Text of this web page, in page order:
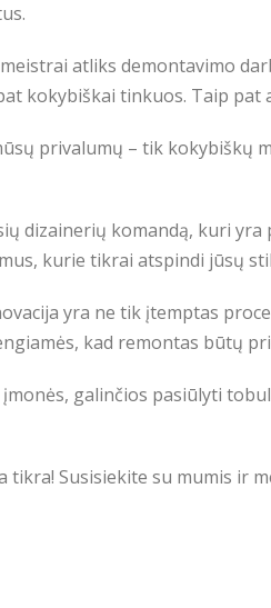
atliks demontavimo
kokybiškai tinkuos. Taip
privalumų – tik kokybiškų
dizainerių komandą, kuri
kurie tikrai atspindi jūsų
yra ne tik įtemptas
kad remontas būtų
galinčios pasiūlyti
tikra! Susisiekite su mumis ir